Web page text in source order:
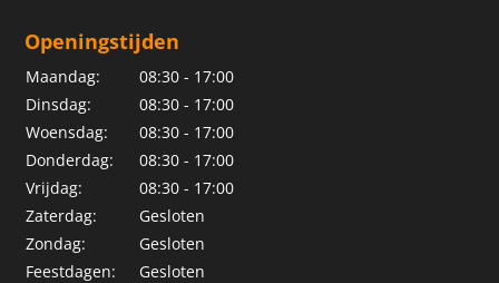
Openingstijden
Maandag:
08:30 - 17:00
Dinsdag:
08:30 - 17:00
Woensdag:
08:30 - 17:00
Donderdag:
08:30 - 17:00
Vrijdag:
08:30 - 17:00
Zaterdag:
Gesloten
Zondag:
Gesloten
Feestdagen:
Gesloten